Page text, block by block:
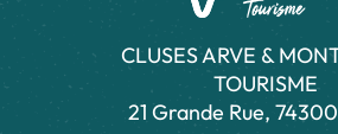
CLUSES ARVE &
TOURISME
21 Grande Rue,